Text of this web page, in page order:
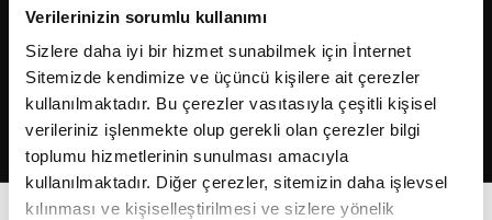
Verilerinizin sorumlu kullanımı
Sizlere daha iyi bir hizmet sunabilmek için İnternet
Sitemizde kendimize ve üçüncü kişilere ait çerezler
kullanılmaktadır. Bu çerezler vasıtasıyla çeşitli kişisel
verileriniz işlenmekte olup gerekli olan çerezler bilgi
toplumu hizmetlerinin sunulması amacıyla
kullanılmaktadır. Diğer çerezler, sitemizin daha işlevsel
kılınması ve kişiselleştirilmesi ve sizlere yönelik
2026Fikriyat. Tüm hakları saklıdır.